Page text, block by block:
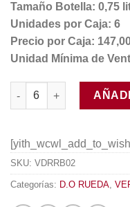
Tamaño Botella: 0,75
Unidades por Caja: 6
Precio por Caja:
Unidad Mínima de
Pita Fermentado en
SKU: VDRRB02
Categorías: D.O RUEDA,